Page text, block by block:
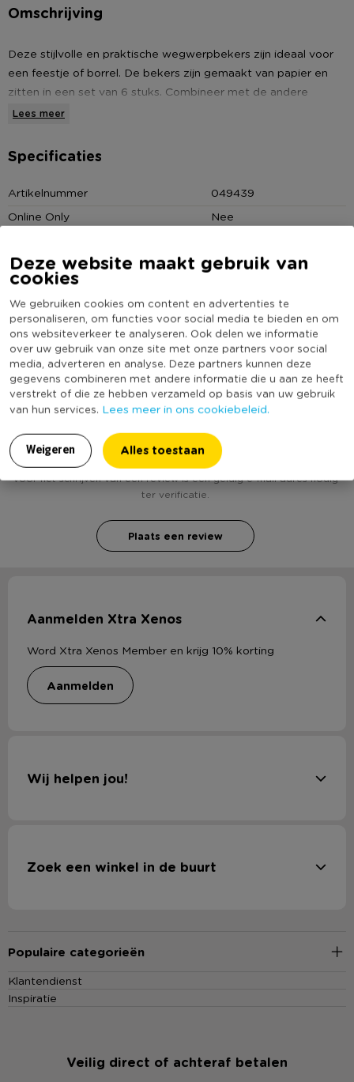
Deze website maakt gebruik van
cookies
We gebruiken cookies om content en advertenties te
personaliseren, om functies voor social media te bieden en om
ons websiteverkeer te analyseren. Ook delen we informatie
over uw gebruik van onze site met onze partners voor social
media, adverteren en analyse. Deze partners kunnen deze
gegevens combineren met andere informatie die u aan ze heeft
verstrekt of die ze hebben verzameld op basis van uw gebruik
van hun services. Lees meer in ons cookiebeleid.
Weigeren Alles toestaan
Omschrijving
Deze stijlvolle en praktische wegwerpbekers zijn ideaal voor
een feestje of borrel. De bekers zijn gemaakt van papier en
zitten in een set van 6 stuks. Combineer met de andere
artikelen uit deze serie om er een mooi geheel van te maken.
* Wegwerpbekers papier
* Set van 6
Lees meer
Specificaties
Artikelnummer
049439
Online Only
Nee
Diameter (cm)
8
Producthoogte (cm)
Kleur
Blauw
Duurzaamheidsscore
(Nog) geen score
bekend
Heb jij Beker enjoy - set van 6? Schrijf een review!
Voor het schrijven van een review is een geldig e-mail adres nodig
ter verificatie.
Plaats een review
Aanmelden Xtra Xenos
Word Xtra Xenos Member en krijg 10% korting
aanmelden
Wij helpen jou!
Zoek een winkel in de buurt
Populaire categorieën
Klantendienst
Inspiratie
Veilig direct of achteraf betalen